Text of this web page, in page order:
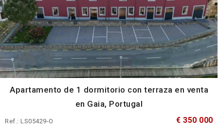
Apartamento de 1 dormitorio con terraza en venta
en Gaia, Portugal
Ref.: LS05429-O € 350 000